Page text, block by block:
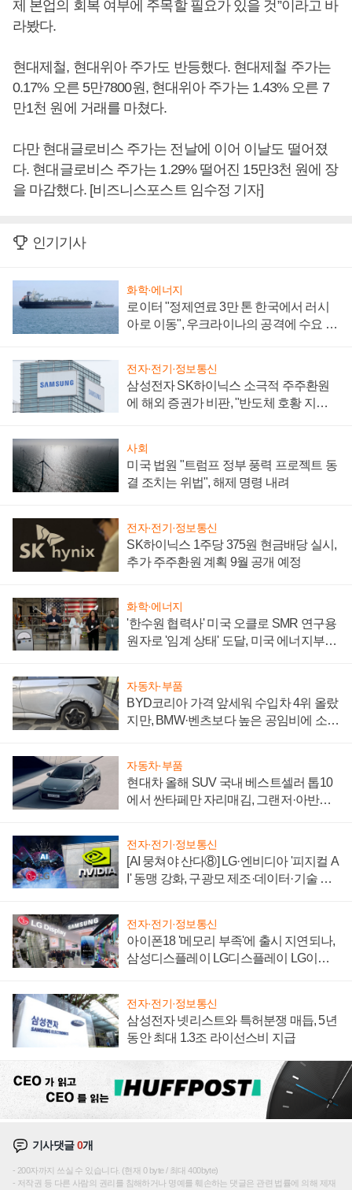
제 본업의 회복 여부에 주목할 필요가 있을 것”이라고 바
라봤다.
현대제철, 현대위아 주가도 반등했다. 현대제철 주가는
0.17% 오른 5만7800원, 현대위아 주가는 1.43% 오른 7
만1천 원에 거래를 마쳤다.
다만 현대글로비스 주가는 전날에 이어 이날도 떨어졌
다. 현대글로비스 주가는 1.29% 떨어진 15만3천 원에 장
을 마감했다. [비즈니스포스트 임수정 기자]
인기기사
화학·에너지
로이터 "정제연료 3만 톤 한국에서 러시
아로 이동", 우크라이나의 공격에 수요 늘
전자·전기·정보통신
삼성전자 SK하이닉스 소극적 주주환원
에 해외 증권가 비판, "반도체 호황 지속
사회
미국 법원 "트럼프 정부 풍력 프로젝트 동
결 조치는 위법", 해제 명령 내려
전자·전기·정보통신
SK하이닉스 1주당 375원 현금배당 실시,
추가 주주환원 계획 9월 공개 예정
화학·에너지
'한수원 협력사' 미국 오클로 SMR 연구용
원자로 '임계 상태' 도달, 미국 에너지부
자동차·부품
BYD코리아 가격 앞세워 수입차 4위 올랐
지만, BMW·벤츠보다 높은 공임비에 소비
자동차·부품
현대차 올해 SUV 국내 베스트셀러 톱10
에서 싼타페만 자리매김, 그랜저·아반떼
전자·전기·정보통신
[AI 뭉쳐야 산다⑧] LG·엔비디아 '피지컬 A
I' 동맹 강화, 구광모 제조·데이터·기술 결
전자·전기·정보통신
아이폰18 '메모리 부족'에 출시 지연되나,
삼성디스플레이 LG디스플레이 LG이노
전자·전기·정보통신
삼성전자 넷리스트와 특허분쟁 매듭, 5년
동안 최대 1.3조 라이선스비 지급
기사댓글0개
200자까지 쓰실 수 있습니다. (현재 0 byte / 최대 400byte)
저작권 등 다른 사람의 권리를 침해하거나 명예를 훼손하는 댓글은 관련 법률에 의해 제재